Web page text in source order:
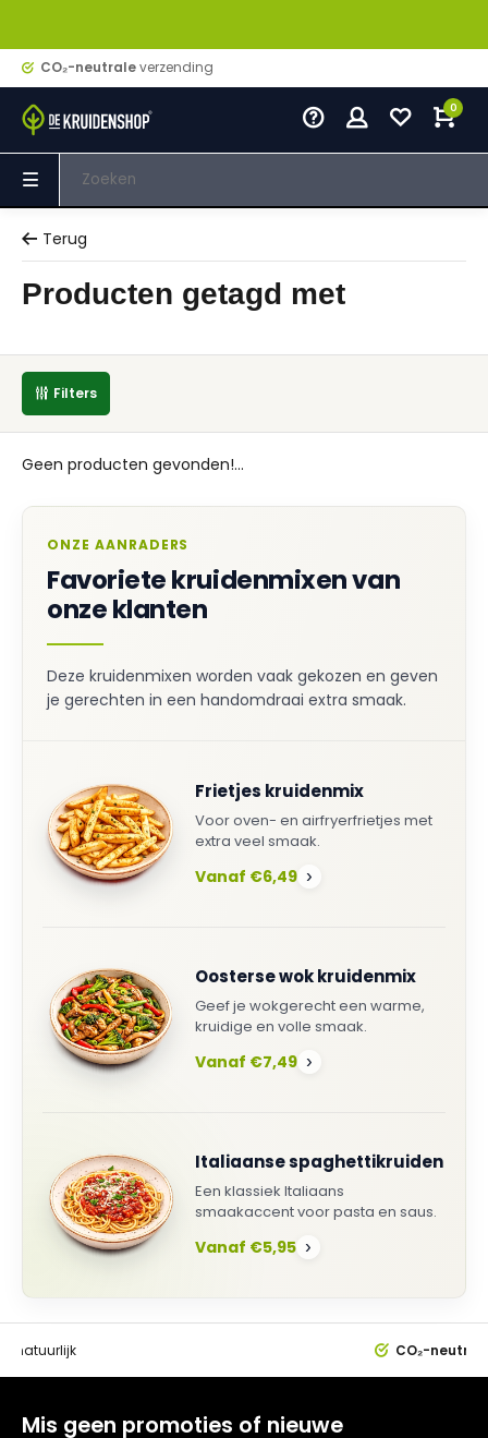
CO₂-neutraleverzending
0
Terug
Producten getagd met
Filters
Geen producten gevonden!...
ONZE AANRADERS
Favoriete kruidenmixen van
onze klanten
Deze kruidenmixen worden vaak gekozen en geven
je gerechten in een handomdraai extra smaak.
Frietjes kruidenmix
Voor oven- en airfryerfrietjes met
extra veel smaak.
Vanaf €6,49 ›
Oosterse wok kruidenmix
Geef je wokgerecht een warme,
kruidige en volle smaak.
Vanaf €7,49 ›
Italiaanse spaghettikruiden
Een klassiek Italiaans
smaakaccent voor pasta en saus.
Vanaf €5,95 ›
natuurlijk CO₂-
Mis geen promoties of nieuwe